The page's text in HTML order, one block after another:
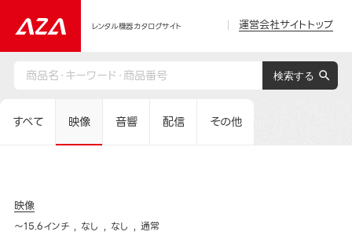
レンタル機器カタログサイト 運営会社サイトトップ
すべて 映像 音響 配信 その他
映像
～15.6インチ なし なし 通常